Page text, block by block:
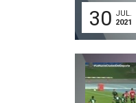
30 JUL.
2021